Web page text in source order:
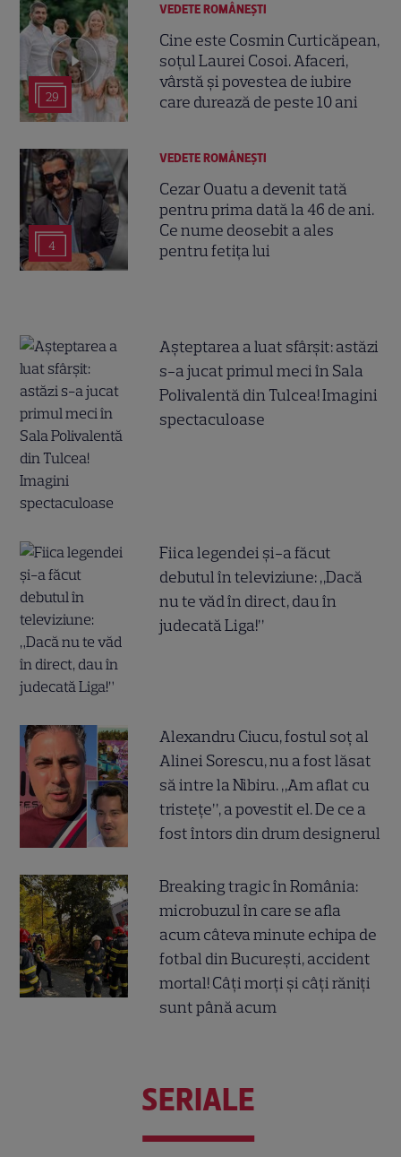
29
VEDETE ROMÂNEŞTI
Cine este Cosmin Curticăpean,
soțul Laurei Cosoi. Afaceri,
vârstă și povestea de iubire
care durează de peste 10 ani
4
VEDETE ROMÂNEŞTI
Cezar Ouatu a devenit tată
pentru prima dată la 46 de ani.
Ce nume deosebit a ales
pentru fetița lui
Așteptarea a luat sfârșit: astăzi
s-a jucat primul meci în Sala
Polivalentă din Tulcea! Imagini
spectaculoase
Fiica legendei și-a făcut
debutul în televiziune: „Dacă
nu te văd în direct, dau în
judecată Liga!”
Alexandru Ciucu, fostul soț al
Alinei Sorescu, nu a fost lăsat
să intre la Nibiru. „Am aflat cu
tristețe”, a povestit el. De ce a
fost întors din drum designerul
Breaking tragic în România:
microbuzul în care se afla
acum câteva minute echipa de
fotbal din București, accident
mortal! Câți morți și câți răniți
sunt până acum
SERIALE